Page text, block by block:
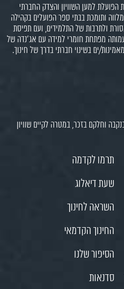
למען השוויון והצדק החברתי
ותומכת בבתי ספר הפועלים בקהילה
ולתרבות של התלמידים, ועם תפיסת
מפתחת חומרי למידה עם אג'נדה של
ים בשינוי חברתי בדרך של חינוך.
וחלקם בזכר, במטרה לקיים שוויון
תרמו לקדמה
שעת דיאלוג
השראה לחינוך
החינוך הקדמאי
הסיפור שלנו
סדנאות